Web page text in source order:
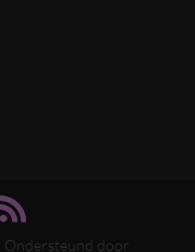
| Ondersteund door